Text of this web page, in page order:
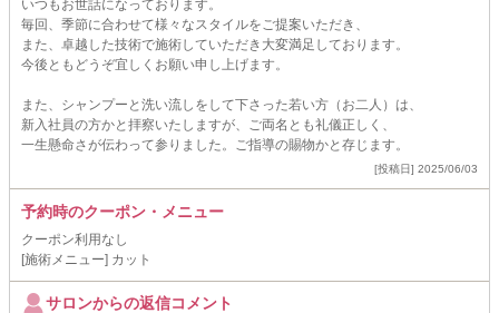
いつもお世話になっております。
毎回、季節に合わせて様々なスタイルをご提案いただき、
また、卓越した技術で施術していただき大変満足しております。
今後ともどうぞ宜しくお願い申し上げます。
また、シャンプーと洗い流しをして下さった若い方（お二人）は、
新入社員の方かと拝察いたしますが、ご両名とも礼儀正しく、
一生懸命さが伝わって参りました。ご指導の賜物かと存じます。
[投稿日] 2025/06/03
予約時のクーポン・メニュー
クーポン利用なし
[施術メニュー] カット
サロンからの返信コメント